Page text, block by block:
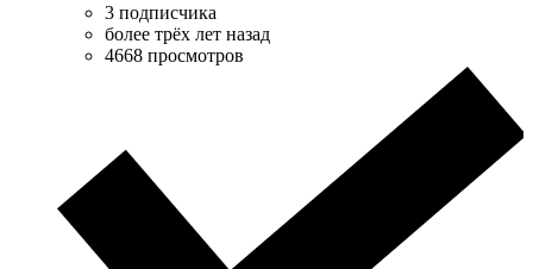
3 подписчика
более трёх лет назад
4668 просмотров